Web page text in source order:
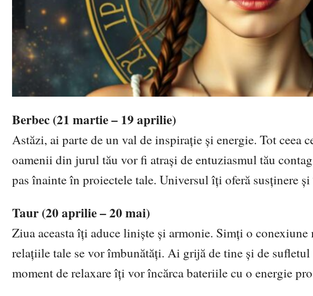
Berbec (21 martie – 19 aprilie)
Astăzi, ai parte de un val de inspirație și energie. Tot ceea
oamenii din jurul tău vor fi atrași de entuziasmul tău
pas înainte în proiectele tale. Universul îți oferă susținere și
Taur (20 aprilie – 20 mai)
Ziua aceasta îți aduce liniște și armonie. Simți o
relațiile tale se vor îmbunătăți. Ai grijă de tine și de
moment de relaxare îți vor încărca bateriile cu o energie